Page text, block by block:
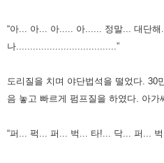
“아... 아... 아..... 아...... 정말... 대단해
나....................................”
도리질을 치며 야단법석을 떨었다. 30
음 놓고 빠르게 펌프질을 하였다. 아가
“퍼... 퍽... 퍼... 벅... 타!... 닥... 퍼...